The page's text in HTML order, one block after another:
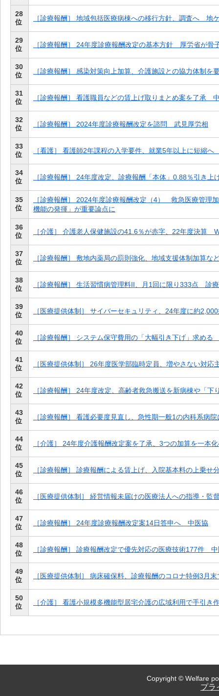
28
位
［診療報酬］ 地域包括医療病棟への移行方針、調査へ 地
29
位
［診療報酬］ 24年度診療報酬改定の基本方針 厚労省が骨
30
位
［診療報酬］ 感染対策向上加算、介護施設との協力体制
31
位
［診療報酬］ 看護職員などの賃上げ取りまとめ案を了承
32
位
［診療報酬］ 2024年度診療報酬改定を諮問 武見厚労相
33
位
［看護］ 看護師2年課程の入学要件、就業5年以上に短縮
34
位
［診療報酬］ 24年度改定、診療報酬「本体」0.88％引き上
35
位
［診療報酬］ 2024年度診療報酬改定（4） 救急医療管理
機能の発揮」が重要論点に
36
位
［介護］ 介護老人保健施設の41.6％が赤字、22年度決算
37
位
［診療報酬］ 敷地内薬局の罰則強化、地域支援体制加算な
38
位
［診療報酬］ 生活習慣病管理料II、月1回に限り333点 診
39
位
［医療提供体制］ サイバーセキュリティ、24年度に約
40
位
［診療報酬］ システム保守費用の「大幅引き下げ」求め
41
位
［医療提供体制］ 26年度医学部臨時定員、増やさない対
42
位
［診療報酬］ 24年度改定、高齢者救急搬送を新病棟や「下
43
位
［診療報酬］ 看護必要度見直し、急性期一般1の内科系病
44
位
［介護］ 24年度介護報酬改定案を了承、3つの加算を一本
45
位
［診療報酬］ 診療報酬による賃上げ、入院基本料の上乗せ
46
位
［医療提供体制］ 経営情報未届けの医療法人への指導・監
47
位
［診療報酬］ 24年度診療報酬改定案14日答申へ 中医協
48
位
［診療報酬］ 診療報酬改定で優先対応の医療技術177件
49
位
［医療提供体制］ 病床確保料、診療報酬のコロナ特例3月
50
位
［介護］ 看護小規模多機能型居宅介護の広域利用で手引
Copyright © Welfare
プラ